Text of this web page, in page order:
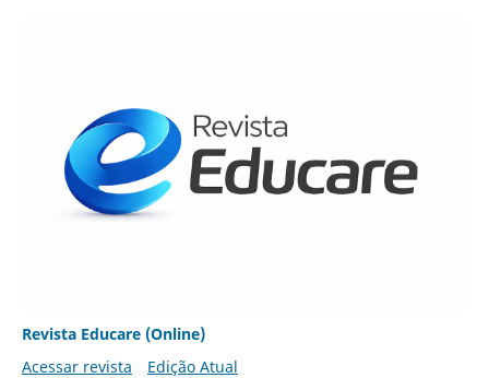
Revista Educare (Online)
Acessar revista
Edição Atual